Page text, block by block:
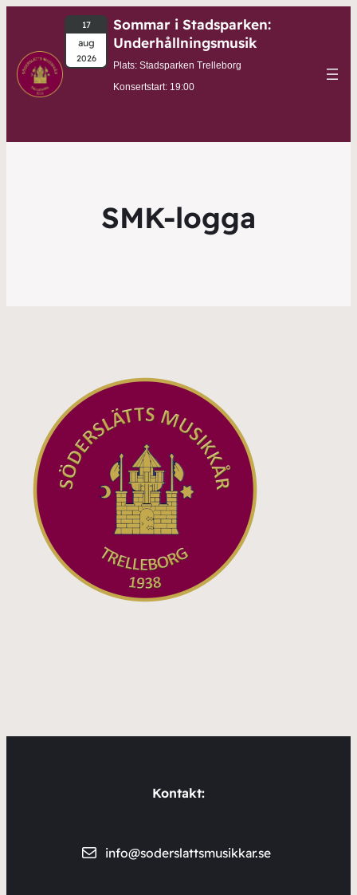
17
aug
2026
Sommar i Stadsparken:
Underhållningsmusik
Plats: Stadsparken Trelleborg
Konsertstart: 19:00
SMK-logga
Kontakt:
info@soderslattsmusikkar.se